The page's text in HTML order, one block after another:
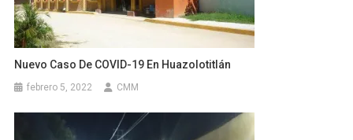
Nuevo Caso De COVID-19 En Huazolotitlán
febrero 5, 2022 CMM